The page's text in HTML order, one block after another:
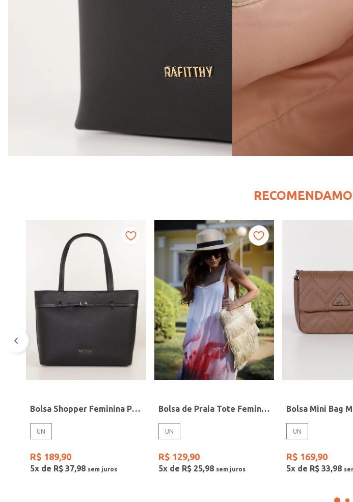
Bolsa Shopper Feminina PRETO
UN
R$ 189,90
5x de R$ 37,98
Bolsa de Praia Tote Feminina BEGE
UN
R$ 129,90
5x de R$ 25,98
UN
R$ 169,90
5x de R$ 33,98